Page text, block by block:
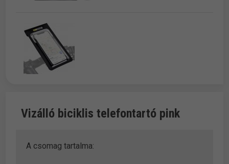
Vizálló biciklis telefontartó pink
A csomag tartalma: